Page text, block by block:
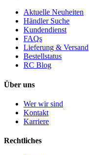
Aktuelle Neuheiten
Händler Suche
Kundendienst
FAQs
Lieferung & Versand
Bestellstatus
RC Blog
Über uns
Wer wir sind
Kontakt
Karriere
Rechtliches